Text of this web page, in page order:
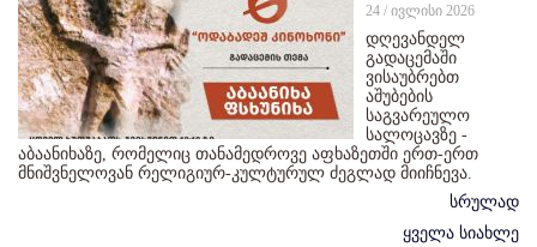
24 / ივლისი 2026
დღევანდელ
გადაცემაში
ვისაუბრებთ
აშუბების
საგვარეულო
სალოცავზე -
აბაანიხაზე, რომელიც თანამედროვე აფხაზეთში ერთ-ერთ
მნიშვნელოვან რელიგიურ-კულტურულ ძეგლად მიიჩნევა.
სრულად
ყველა სიახლე